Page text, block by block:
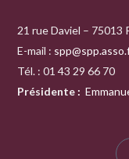
21 rue Daviel – 75013
E-mail :
Tél. : 01 43 29 66 70
Présidente :